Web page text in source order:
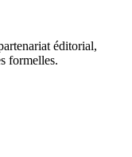
éditorial,
formelles.